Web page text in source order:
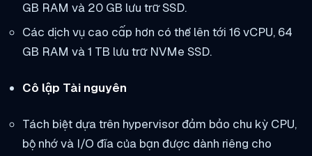
GB RAM và 20 GB lưu trữ SSD.
Các dịch vụ cao cấp hơn có thể lên tới 16 vCPU, 64
GB RAM và 1 TB lưu trữ NVMe SSD.
Cô lập Tài nguyên
Tách biệt dựa trên hypervisor đảm bảo chu kỳ CPU,
bộ nhớ và I/O đĩa của bạn được dành riêng cho